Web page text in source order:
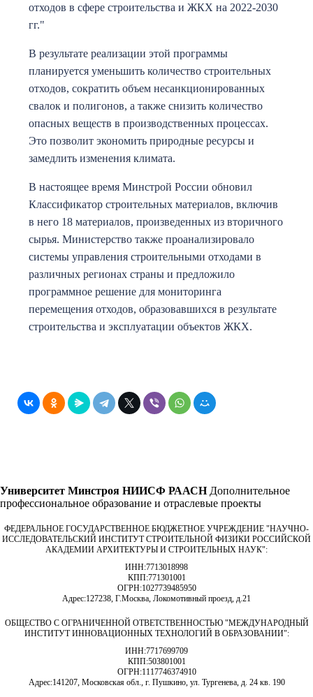
отходов в сфере строительства и ЖКХ на 2022-2030
гг."
В результате реализации этой программы
планируется уменьшить количество строительных
отходов, сократить объем несанкционированных
свалок и полигонов, а также снизить количество
опасных веществ в производственных процессах.
Это позволит экономить природные ресурсы и
замедлить изменения климата.
В настоящее время Минстрой России обновил
Классификатор строительных материалов, включив
в него 18 материалов, произведенных из вторичного
сырья. Министерство также проанализировало
системы управления строительными отходами в
различных регионах страны и предложило
программное решение для мониторинга
перемещения отходов, образовавшихся в результате
строительства и эксплуатации объектов ЖКХ.
Университет Минстроя НИИСФ РААСН Дополнительное
профессиональное образование и отраслевые проекты
ФЕДЕРАЛЬНОЕ ГОСУДАРСТВЕННОЕ БЮДЖЕТНОЕ УЧРЕЖДЕНИЕ "НАУЧНО-
ИССЛЕДОВАТЕЛЬСКИЙ ИНСТИТУТ СТРОИТЕЛЬНОЙ ФИЗИКИ РОССИЙСКОЙ
АКАДЕМИИ АРХИТЕКТУРЫ И СТРОИТЕЛЬНЫХ НАУК":
ИНН:7713018998
КПП:771301001
ОГРН:1027739485950
Адрес:127238, Г.Москва, Локомотивный проезд, д.21
ОБЩЕСТВО С ОГРАНИЧЕННОЙ ОТВЕТСТВЕННОСТЬЮ "МЕЖДУНАРОДНЫЙ
ИНСТИТУТ ИННОВАЦИОННЫХ ТЕХНОЛОГИЙ В ОБРАЗОВАНИИ":
ИНН:7717699709
КПП:503801001
ОГРН:1117746374910
Адрес:141207, Московская обл., г. Пушкино, ул. Тургенева, д. 24 кв. 190